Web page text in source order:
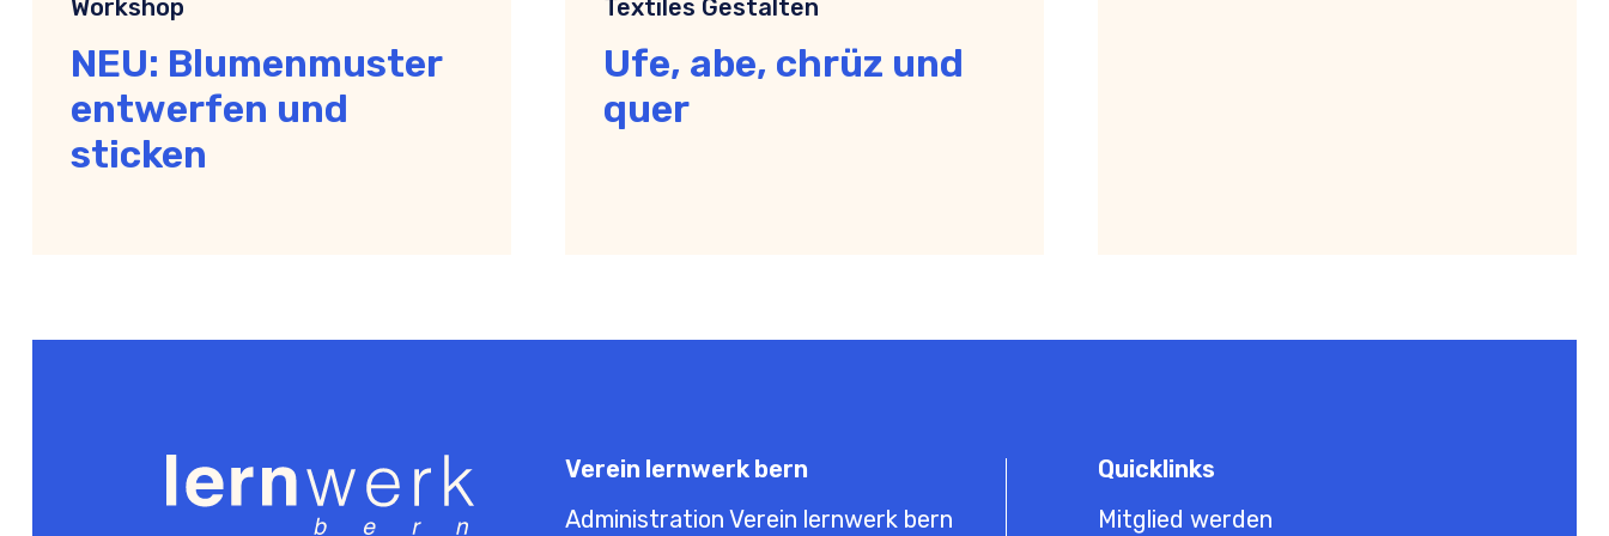
Workshop
NEU: Blumenmuster
entwerfen und
sticken
Textiles Gestalten
Ufe, abe, chrüz und
quer
Verein lernwerk bern
Administration Verein lernwerk bern
Quicklinks
Mitglied werden